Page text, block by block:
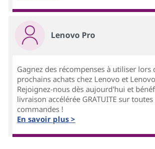
Lenovo Pro
Gagnez des récompenses à utiliser lors
prochains achats chez Lenovo et
Rejoignez-nous dès aujourd'hui et
livraison accélérée GRATUITE sur toutes
commandes !
En savoir plus >